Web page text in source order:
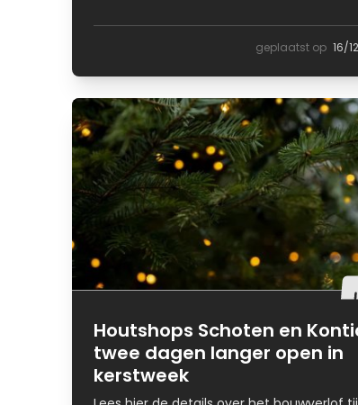
geplaatst op 16/
Houtshops Schoten en
twee dagen langer open in
kerstweek